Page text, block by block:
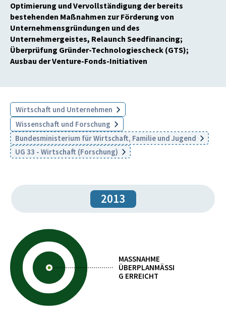
Optimierung und Vervollständigung der bereits
bestehenden Maßnahmen zur Förderung von
Unternehmensgründungen und des
Unternehmergeistes, Relaunch Seedfinancing;
Überprüfung Gründer-Technologiescheck (GTS);
Ausbau der Venture-Fonds-Initiativen
Wirtschaft und Unternehmen
Wissenschaft und Forschung
Bundesministerium für Wirtschaft, Familie und Jugend
UG 33 - Wirtschaft (Forschung)
2013
MASSNAHME
ÜBERPLANMÄSSIG
ERREICHT